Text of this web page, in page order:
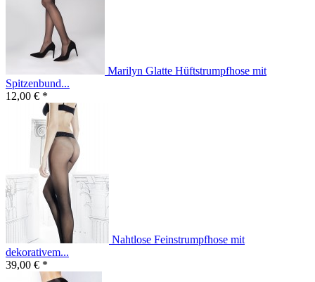
Marilyn Glatte Hüftstrumpfhose mit
Spitzenbund...
12,00 € *
Nahtlose Feinstrumpfhose mit
dekorativem...
39,00 € *